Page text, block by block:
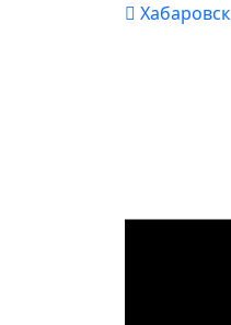
Хабаровск